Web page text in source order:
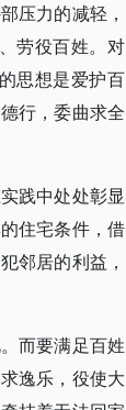
压力的减轻，
劳役百姓。对
思想是爱护百
行，委曲求全
践中处处彰显
住宅条件，借
邻居的利益，
而要满足百姓
逸乐，役使大